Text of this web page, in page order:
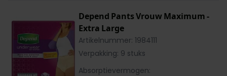
Depend Pants Vrouw Maximum -
Extra Large
Artikelnummer: 1984111
Verpakking: 9 stuks
Absorptievermogen: